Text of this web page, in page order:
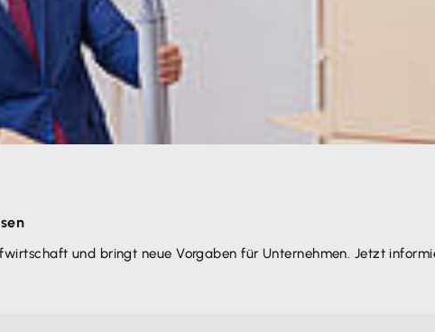
und bringt neue Vorgaben für Unternehmen. Jetzt